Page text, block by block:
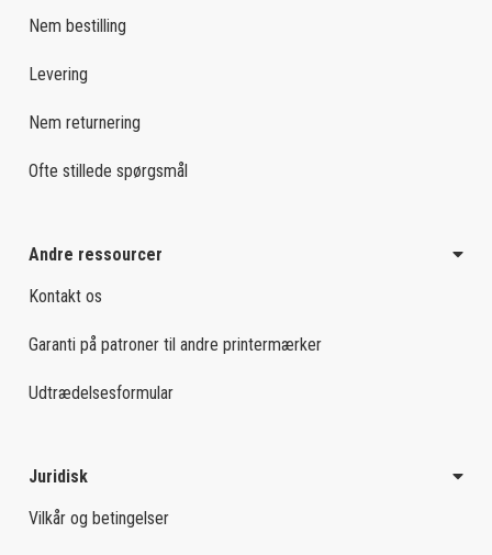
Nem bestilling
Levering
Nem returnering
Ofte stillede spørgsmål
Andre ressourcer
Kontakt os
Garanti på patroner til andre printermærker
Udtrædelsesformular
Juridisk
Vilkår og betingelser